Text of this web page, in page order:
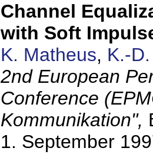
Channel
with Soft
K. Matheus, K.-
2nd European
Conference
Kommunikation",
1. September